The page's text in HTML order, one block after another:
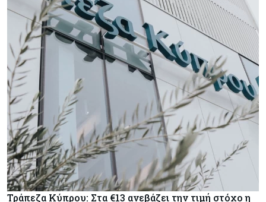
Τράπεζα Κύπρου: Στα €13 ανεβάζει την τιμή στόχο η